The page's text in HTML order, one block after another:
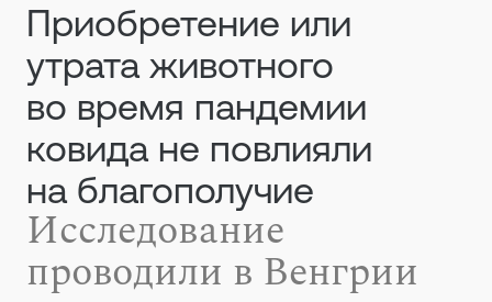
Приобретение или
утрата животного
во время пандемии
ковида не повлияли
на благополучие
Исследование
проводили в Венгрии